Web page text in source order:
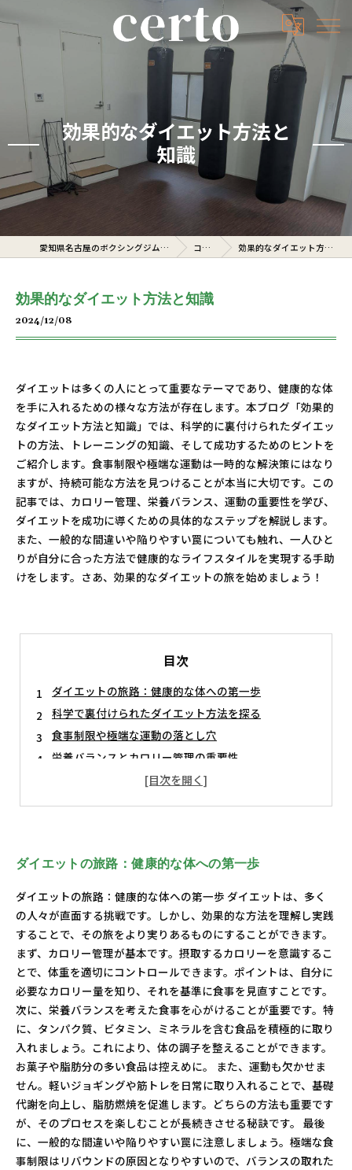
効果的なダイエット方法と
知識
愛知県名古屋のボクシングジムならcerto コラム 効果的なダイエット方法と知識
効果的なダイエット方法と知識
2024/12/08
ダイエットは多くの人にとって重要なテーマであり、健康的な体
を手に入れるための様々な方法が存在します。本ブログ「効果的
なダイエット方法と知識」では、科学的に裏付けられたダイエッ
トの方法、トレーニングの知識、そして成功するためのヒントを
ご紹介します。食事制限や極端な運動は一時的な解決策にはなり
ますが、持続可能な方法を見つけることが本当に大切です。この
記事では、カロリー管理、栄養バランス、運動の重要性を学び、
ダイエットを成功に導くための具体的なステップを解説します。
また、一般的な間違いや陥りやすい罠についても触れ、一人ひと
りが自分に合った方法で健康的なライフスタイルを実現する手助
けをします。さあ、効果的なダイエットの旅を始めましょう！
目次
ダイエットの旅路：健康的な体への第一歩
科学で裏付けられたダイエット方法を探る
食事制限や極端な運動の落とし穴
栄養バランスとカロリー管理の重要性
成功するダイエットのための具体的ステップ
ダイエットの旅路：健康的な体への第一歩
ダイエットの旅路：健康的な体への第一歩 ダイエットは、多く
の人々が直面する挑戦です。しかし、効果的な方法を理解し実践
することで、その旅をより実りあるものにすることができます。
まず、カロリー管理が基本です。摂取するカロリーを意識するこ
とで、体重を適切にコントロールできます。ポイントは、自分に
必要なカロリー量を知り、それを基準に食事を見直すことです。
次に、栄養バランスを考えた食事を心がけることが重要です。特
に、タンパク質、ビタミン、ミネラルを含む食品を積極的に取り
入れましょう。これにより、体の調子を整えることができます。
お菓子や脂肪分の多い食品は控えめに。 また、運動も欠かせま
せん。軽いジョギングや筋トレを日常に取り入れることで、基礎
代謝を向上し、脂肪燃焼を促進します。どちらの方法も重要です
が、そのプロセスを楽しむことが長続きさせる秘訣です。 最後
に、一般的な間違いや陥りやすい罠に注意しましょう。極端な食
事制限はリバウンドの原因となりやすいので、バランスの取れた